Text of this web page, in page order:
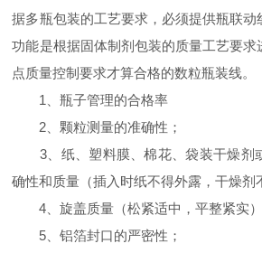
据多瓶包装的工艺要求，必须提供瓶联动
功能是根据固体制剂包装的质量工艺要
点质量控制要求才算合格的数粒瓶装线。
1、瓶子管理的合格率
2、颗粒测量的准确性；
3、纸、塑料膜、棉花、袋装干燥剂
确性和质量（插入时纸不得外露，干燥剂
4、旋盖质量（松紧适中，平整紧实）
5、铝箔封口的严密性；